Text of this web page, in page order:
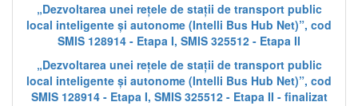
„Dezvoltarea unei rețele de stații de transport public
local inteligente și autonome (Intelli Bus Hub Net)”, cod
SMIS 128914 - Etapa I, SMIS 325512 - Etapa II
„Dezvoltarea unei rețele de stații de transport public
local inteligente și autonome (Intelli Bus Hub Net)”, cod
SMIS 128914 - Etapa I, SMIS 325512 - Etapa II - finalizat